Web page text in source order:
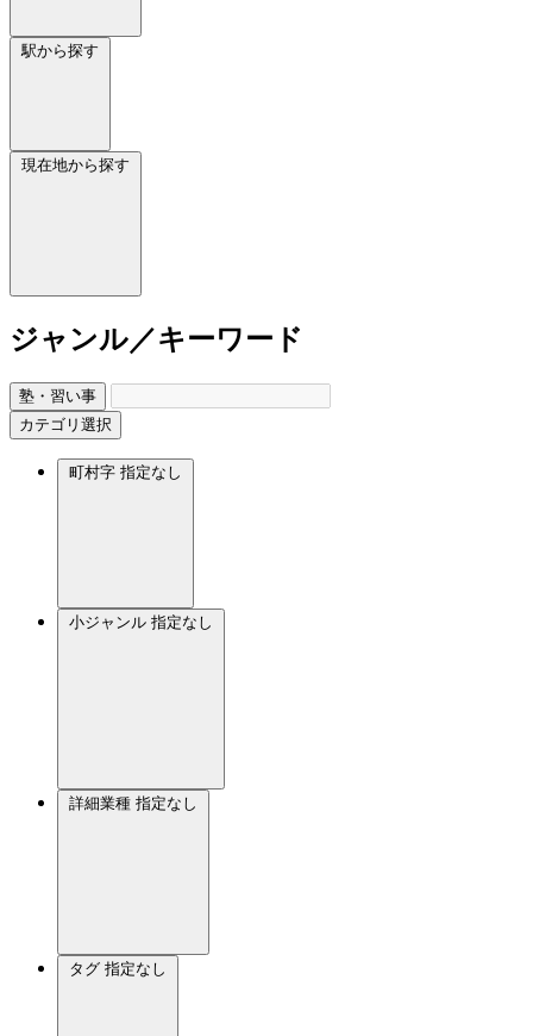
駅から探す
現在地から探す
ジャンル／キーワード
塾・習い事
カテゴリ選択
町村字 指定なし
小ジャンル 指定なし
詳細業種 指定なし
タグ 指定なし